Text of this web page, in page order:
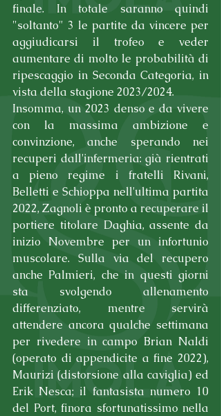
finale. In totale saranno quindi
"soltanto" 3 le partite da vincere per
aggiudicarsi il trofeo e veder
aumentare di molto le probabilità di
ripescaggio in Seconda Categoria, in
vista della stagione 2023/2024.
Insomma, un 2023 denso e da vivere
con la massima ambizione e
convinzione, anche sperando nei
recuperi dall'infermeria: già rientrati
a pieno regime i fratelli Rivani,
Belletti e Schioppa nell'ultima partita
2022, Zagnoli è pronto a recuperare il
portiere titolare Daghia, assente da
inizio Novembre per un infortunio
muscolare. Sulla via del recupero
anche Palmieri, che in questi giorni
sta svolgendo allenamento
differenziato, mentre servirà
attendere ancora qualche settimana
per rivedere in campo Brian Naldi
(operato di appendicite a fine 2022),
Maurizi (distorsione alla caviglia) ed
Erik Nesca; il fantasista numero 10
del Port, finora sfortunatissimo nella